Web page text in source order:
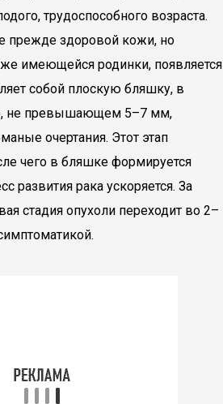
трудоспособного возраста.
прежде здоровой кожи, но
имеющейся родинки, появляется
собой плоскую бляшку, в
не превышающем 5–7 мм,
очертания. Этот этап
чего в бляшке формируется
развития рака ускоряется. За
стадия опухоли переходит во 2–